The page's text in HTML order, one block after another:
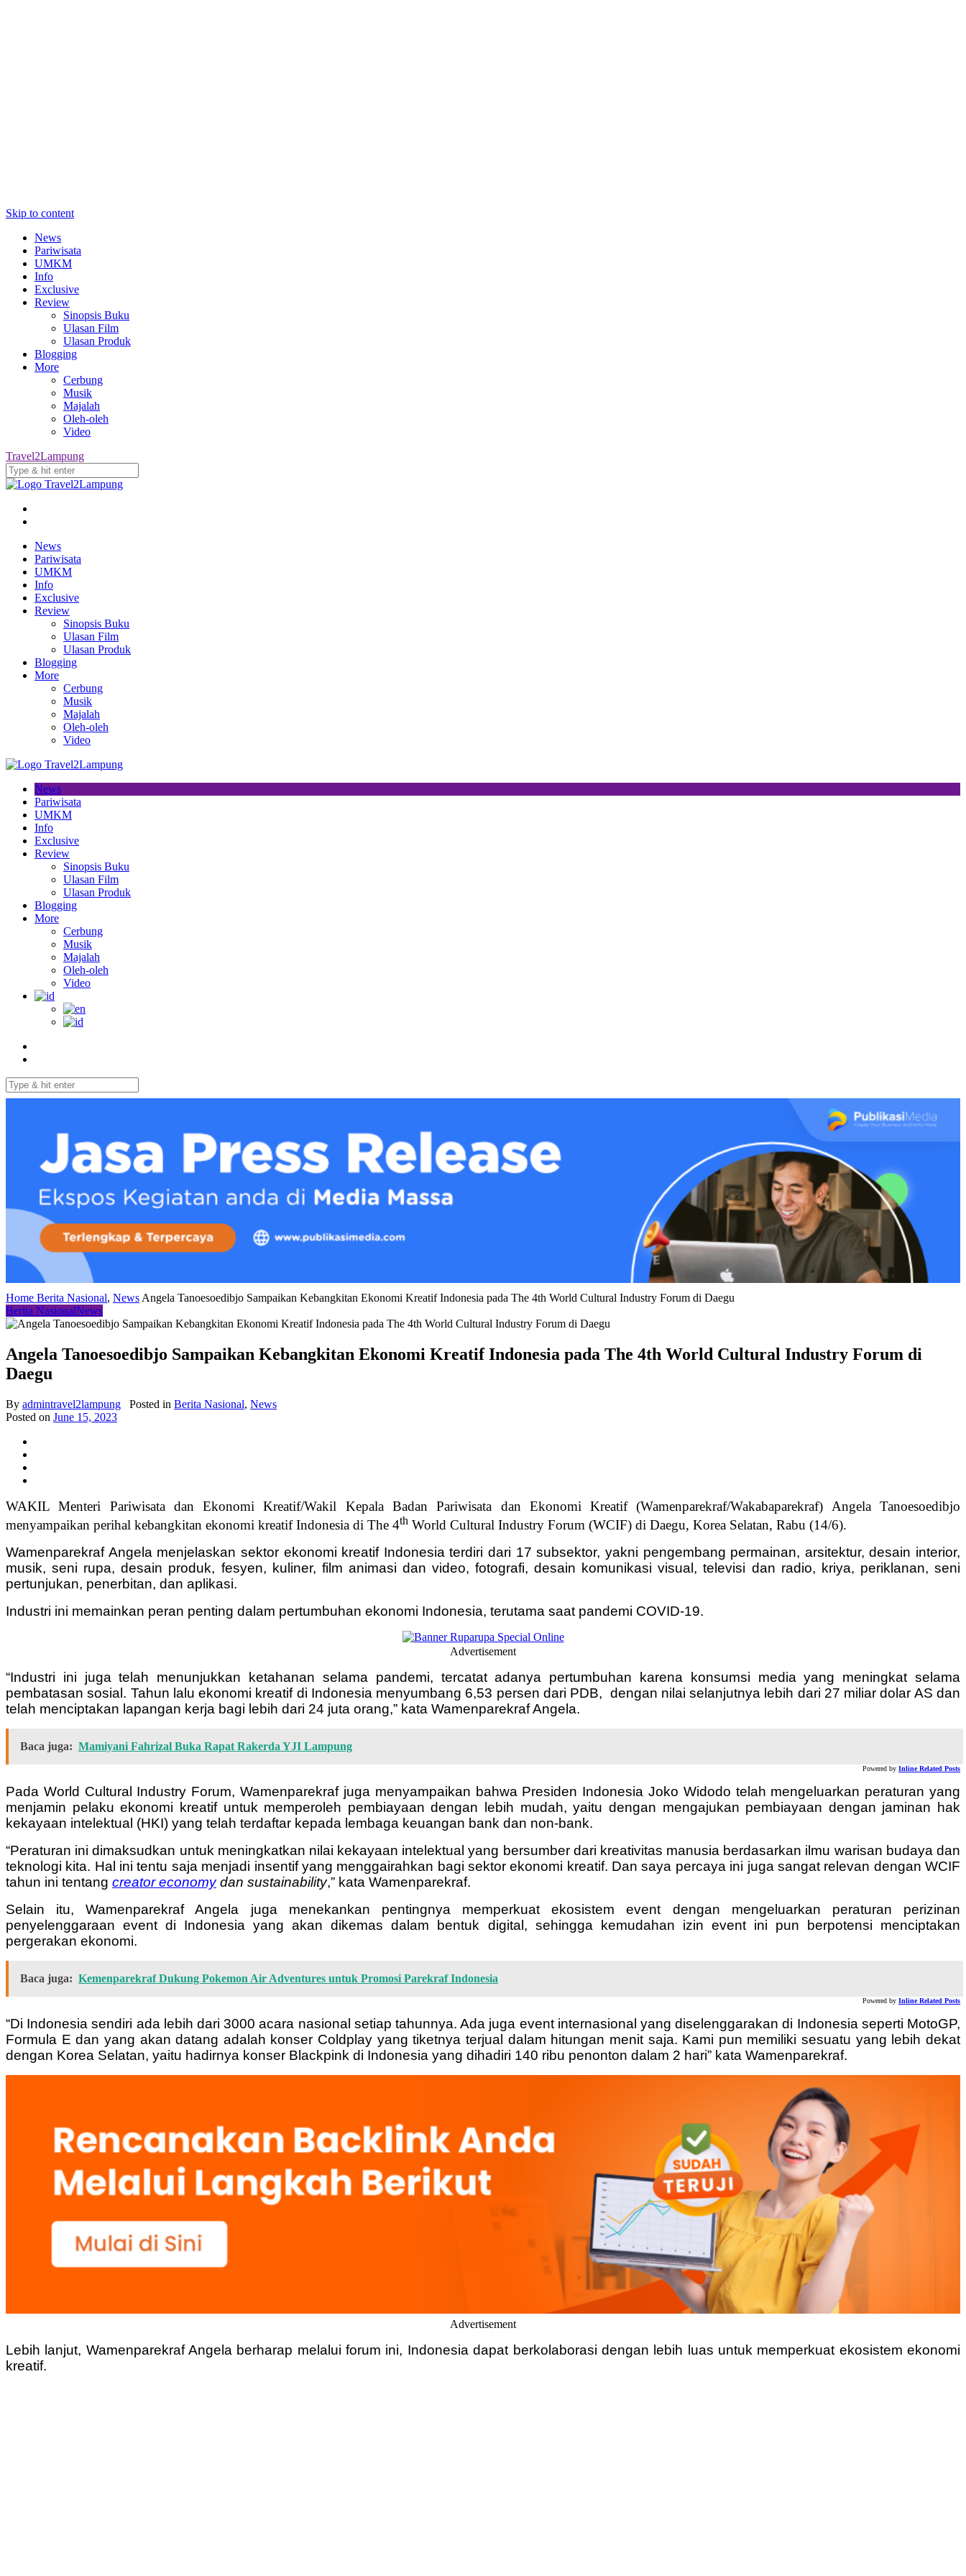
Skip to content
News
Pariwisata
UMKM
Info
Exclusive
Review
Sinopsis Buku
Ulasan Film
Ulasan Produk
Blogging
More
Cerbung
Musik
Majalah
Oleh-oleh
Video
Travel2Lampung
News
Pariwisata
UMKM
Info
Exclusive
Review
Sinopsis Buku
Ulasan Film
Ulasan Produk
Blogging
More
Cerbung
Musik
Majalah
Oleh-oleh
Video
News
Pariwisata
UMKM
Info
Exclusive
Review
Sinopsis Buku
Ulasan Film
Ulasan Produk
Blogging
More
Cerbung
Musik
Majalah
Oleh-oleh
Video
Home Berita Nasional, News Angela Tanoesoedibjo Sampaikan Kebangkitan Ekonomi Kreatif Indonesia pada The 4th World Cultural Industry Forum di Daegu
Berita NasionalNews
Angela Tanoesoedibjo Sampaikan Kebangkitan Ekonomi Kreatif Indonesia pada The 4th World Cultural Industry Forum di
Daegu
By admintravel2lampung Posted in Berita Nasional, News
Posted on June 15, 2023
WAKIL Menteri Pariwisata dan Ekonomi Kreatif/Wakil Kepala Badan Pariwisata dan Ekonomi Kreatif (Wamenparekraf/Wakabaparekraf) Angela Tanoesoedibjo
menyampaikan perihal kebangkitan ekonomi kreatif Indonesia di The 4th World Cultural Industry Forum (WCIF) di Daegu, Korea Selatan, Rabu (14/6).
Wamenparekraf Angela menjelaskan sektor ekonomi kreatif Indonesia terdiri dari 17 subsektor, yakni pengembang permainan, arsitektur, desain interior,
musik, seni rupa, desain produk, fesyen, kuliner, film animasi dan video, fotografi, desain komunikasi visual, televisi dan radio, kriya, periklanan, seni
pertunjukan, penerbitan, dan aplikasi.
Industri ini memainkan peran penting dalam pertumbuhan ekonomi Indonesia, terutama saat pandemi COVID-19.
Advertisement
“Industri ini juga telah menunjukkan ketahanan selama pandemi, tercatat adanya pertumbuhan karena konsumsi media yang meningkat selama
pembatasan sosial. Tahun lalu ekonomi kreatif di Indonesia menyumbang 6,53 persen dari PDB, dengan nilai selanjutnya lebih dari 27 miliar dolar AS dan
telah menciptakan lapangan kerja bagi lebih dari 24 juta orang,” kata Wamenparekraf Angela.
Baca juga: Mamiyani Fahrizal Buka Rapat Rakerda YJI Lampung
Powered by Inline Related Posts
Pada World Cultural Industry Forum, Wamenparekraf juga menyampaikan bahwa Presiden Indonesia Joko Widodo telah mengeluarkan peraturan yang
menjamin pelaku ekonomi kreatif untuk memperoleh pembiayaan dengan lebih mudah, yaitu dengan mengajukan pembiayaan dengan jaminan hak
kekayaan intelektual (HKI) yang telah terdaftar kepada lembaga keuangan bank dan non-bank.
“Peraturan ini dimaksudkan untuk meningkatkan nilai kekayaan intelektual yang bersumber dari kreativitas manusia berdasarkan ilmu warisan budaya dan
teknologi kita. Hal ini tentu saja menjadi insentif yang menggairahkan bagi sektor ekonomi kreatif. Dan saya percaya ini juga sangat relevan dengan WCIF
tahun ini tentang creator economydan sustainability,” kata Wamenparekraf.
Selain itu, Wamenparekraf Angela juga menekankan pentingnya memperkuat ekosistem event dengan mengeluarkan peraturan perizinan
penyelenggaraan event di Indonesia yang akan dikemas dalam bentuk digital, sehingga kemudahan izin event ini pun berpotensi menciptakan
pergerakan ekonomi.
Baca juga: Kemenparekraf Dukung Pokemon Air Adventures untuk Promosi Parekraf Indonesia
Powered by Inline Related Posts
“Di Indonesia sendiri ada lebih dari 3000 acara nasional setiap tahunnya. Ada juga event internasional yang diselenggarakan di Indonesia seperti MotoGP,
Formula E dan yang akan datang adalah konser Coldplay yang tiketnya terjual dalam hitungan menit saja. Kami pun memiliki sesuatu yang lebih dekat
dengan Korea Selatan, yaitu hadirnya konser Blackpink di Indonesia yang dihadiri 140 ribu penonton dalam 2 hari” kata Wamenparekraf.
Advertisement
Lebih lanjut, Wamenparekraf Angela berharap melalui forum ini, Indonesia dapat berkolaborasi dengan lebih luas untuk memperkuat ekosistem ekonomi
kreatif.